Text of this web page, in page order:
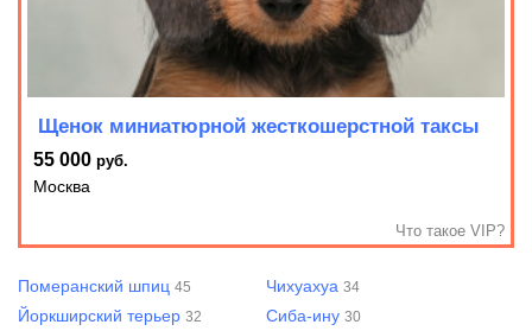
Щенок миниатюрной жесткошерстной таксы
55 000 руб.
Москва
Что такое VIP?
Померанский шпиц 45 Чихуахуа 34
Йоркширский терьер 32 Сиба-ину 30